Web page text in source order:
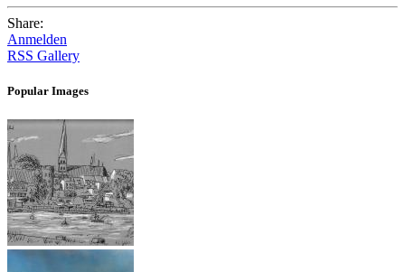
Share:
Anmelden
RSS Gallery
Popular Images